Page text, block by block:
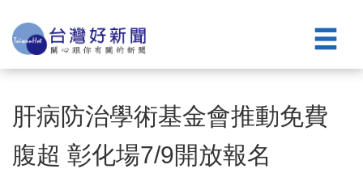
肝病防治學術基金會推動免費
腹超 彰化場7/9開放報名